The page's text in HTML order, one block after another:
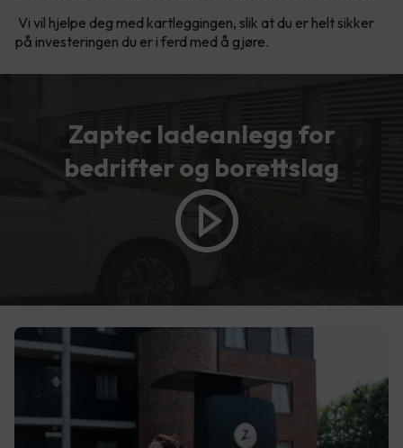
Vi vil hjelpe deg med kartleggingen, slik at du er helt sikker
på investeringen du er i ferd med å gjøre.
Zaptec ladeanlegg for
bedrifter og borettslag